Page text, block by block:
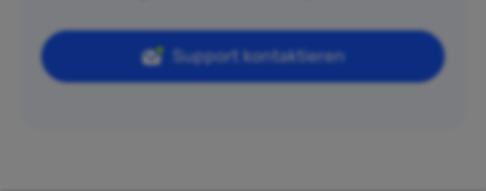
Support kontaktieren